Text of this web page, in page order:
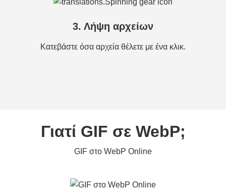
3. Λήψη αρχείων
Κατεβάστε όσα αρχεία θέλετε με ένα κλικ.
Γιατί GIF σε WebP;
GIF στο WebP Online